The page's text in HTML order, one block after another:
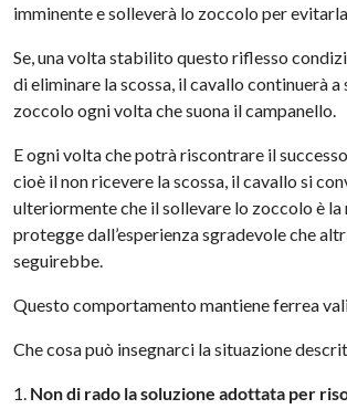
imminente e solleverà lo zoccolo per evitarla.
Se, una volta stabilito questo riflesso
di eliminare la scossa, il cavallo continuerà a
zoccolo ogni volta che suona il campanello.
E ogni volta che potrà riscontrare il
cioè il non ricevere la scossa, il cavallo si
ulteriormente che il sollevare lo zoccolo è la
protegge dall’esperienza sgradevole che
seguirebbe.
Questo comportamento mantiene ferrea
Che cosa può insegnarci la situazione
1. Non di rado la soluzione adottata per